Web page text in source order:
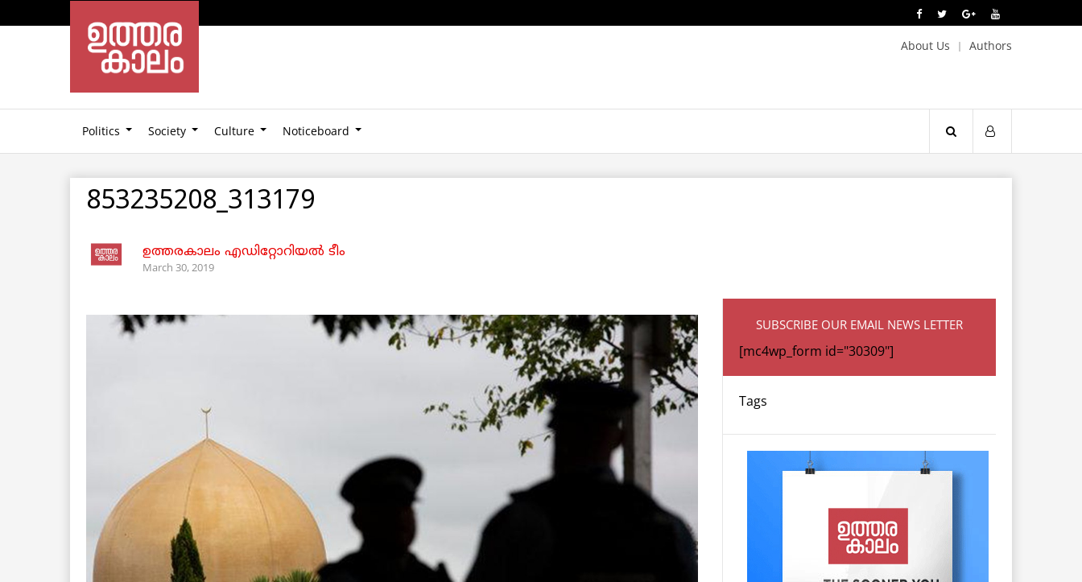
About Us Authors
Politics Society Culture Noticeboard
853235208_313179
ഉത്തരകാലം എഡിറ്റോറിയല്‍ ടീം
March 30, 2019
SUBSCRIBE OUR EMAIL NEWS LETTER
[mc4wp_form id="30309"]
Tags